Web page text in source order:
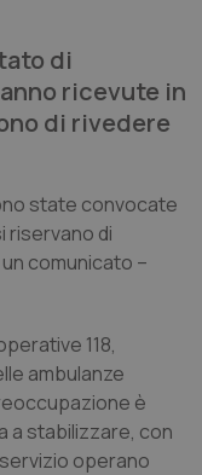
di
ricevute in
di rivedere
state convocate
riservano di
comunicato –
118,
ambulanze
è
a stabilizzare, con
operano